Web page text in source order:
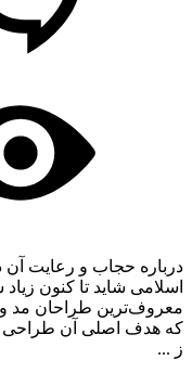
درباره حجاب و رعایت
اسلامی شاید تا کنون زیاد
معروف‌ترین طراحان مد و
که هدف اصلی آن طراحی
ز ...